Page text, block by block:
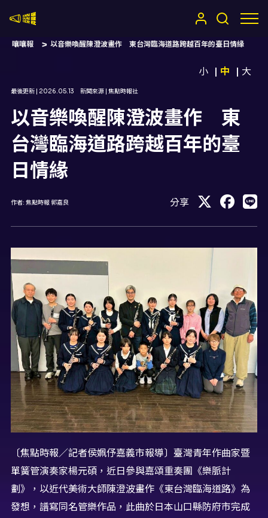
嚷嚷報 以音樂喚醒陳澄波畫作 東台灣臨海道路跨越百年的臺日情緣
小 中 大
最後更新 | 2026.05.13 新聞來源 | 焦點時報社
以音樂喚醒陳澄波畫作 東
台灣臨海道路跨越百年的臺
日情緣
作者: 焦點時報 郭嘉良 分享
〔焦點時報／記者侯姵伃嘉義市報導〕臺灣青年作曲家暨
單簧管演奏家楊元碩，近日參與嘉頌重奏團《樂脈計
劃》，以近代美術大師陳澄波畫作《東台灣臨海道路》為
發想，譜寫同名管樂作品，此曲於日本山口縣防府市完成